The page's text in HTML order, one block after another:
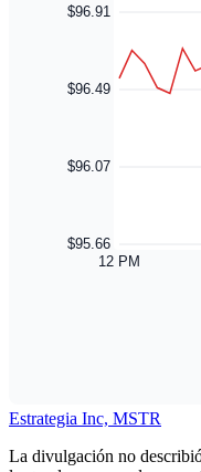
Estrategia Inc, MSTR
La divulgación no